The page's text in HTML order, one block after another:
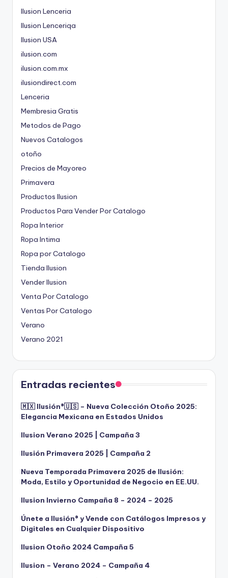
Ilusion Lenceria
Ilusion Lenceriqa
Ilusion USA
ilusion.com
ilusion.com.mx
ilusiondirect.com
Lenceria
Membresia Gratis
Metodos de Pago
Nuevos Catalogos
otoño
Precios de Mayoreo
Primavera
Productos Ilusion
Productos Para Vender Por Catalogo
Ropa Interior
Ropa Intima
Ropa por Catalogo
Tienda Ilusion
Vender Ilusion
Venta Por Catalogo
Ventas Por Catalogo
Verano
Verano 2021
Entradas recientes
🇲🇽 Ilusión®️🇺🇸 – Nueva Colección Otoño 2025:
Elegancia Mexicana en Estados Unidos
Ilusion Verano 2025 | Campaña 3
Ilusión Primavera 2025 | Campaña 2
Nueva Temporada Primavera 2025 de Ilusión:
Moda, Estilo y Oportunidad de Negocio en EE.UU.
Ilusion Invierno Campaña 8 – 2024 – 2025
Únete a Ilusión® y Vende con Catálogos Impresos y
Digitales en Cualquier Dispositivo
Ilusion Otoño 2024 Campaña 5
Ilusion – Verano 2024 – Campaña 4